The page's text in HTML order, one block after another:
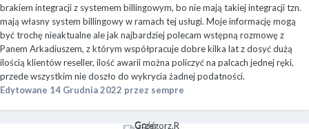
brakiem integracji z systemem billingowym, bo nie mają takiej integracji tzn.
mają własny system billingowy w ramach tej usługi. Moje informację mogą
być trochę nieaktualne ale jak najbardziej polecam wstępną rozmowę z
Panem Arkadiuszem, z którym współpracuje dobre kilka lat z dosyć dużą
ilością klientów reseller, ilość awarii można policzyć na palcach jednej ręki,
przede wszystkim nie doszło do wykrycia żadnej podatności.
Edytowane 14 Grudnia 2022 przez sempre